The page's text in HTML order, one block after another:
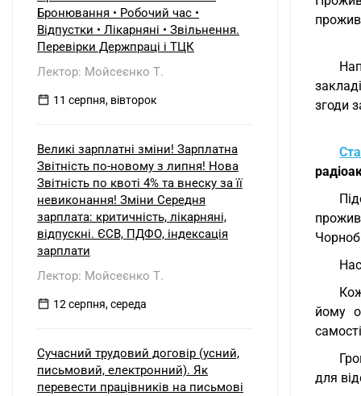
згоди
йому
для
Бронювання • Робочий час •
Відпустки • Лікарняні • Звільнення.
Перевірки Держпраці і ТЦК
Лектор: Мойсеєнко Т.
11 серпня, вівторок
Великі зарплатні зміни! Зарплатна
Звітність по-новому з липня! Нова
Звітність по квоті 4% та внеску за її
невиконання! Зміни Середня
зарплата: критичність, лікарняні,
відпускні. ЄСВ, ПДФО, індексація
зарплати
Лектор: Мойсеєнко Т.
12 серпня, середа
Сучасний трудовий договір (усний,
письмовий, електронний). Як
перевести працівників на письмові